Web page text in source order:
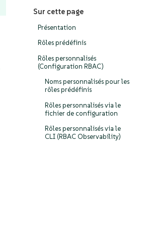
Sur cette page
Présentation
Rôles prédéfinis
Rôles personnalisés
(Configuration RBAC)
Noms personnalisés pour les
rôles prédéfinis
Rôles personnalisés via le
fichier de configuration
Rôles personnalisés via le
CLI (RBAC Observability)